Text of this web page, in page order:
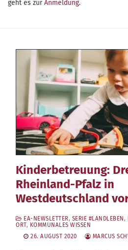
geht es zurAnmel­dung.
Kinderbetreuung:
Rheinland-Pfalz in
Westdeutschland
EA-NEWSLETTER, SERIE #LANDLEBEN,
ORT, KOMMUNALES WISSEN
26. AUGUST 2020
MARCUS